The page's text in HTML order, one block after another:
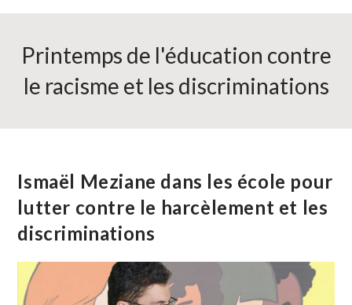
Printemps de l'éducation contre
le racisme et les discriminations
Ismaël Meziane dans les école pour
lutter contre le harcèlement et les
discriminations